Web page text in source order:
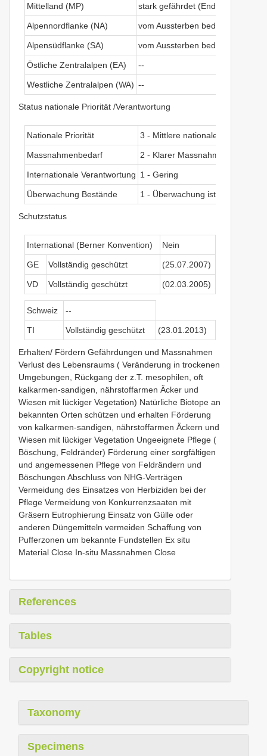
Mittelland (MP) stark gefährdet (Endangered)
Alpennordflanke (NA) vom Aussterben bedroht
Alpensüdflanke (SA) vom Aussterben bedroht
Östliche Zentralalpen (EA) --
Westliche Zentralalpen (WA) --
Status nationale Priorität /Verantwortung
Nationale Priorität 3 - Mittlere nationale Priorität
Massnahmenbedarf 2 - Klarer Massnahmebedarf
Internationale Verantwortung 1 - Gering
Überwachung Bestände 1 - Überwachung ist eventuell
Schutzstatus
International (Berner Konvention) Nein
GE Vollständig geschützt (25.07.2007)
VD Vollständig geschützt (02.03.2005)
Schweiz --
TI Vollständig geschützt (23.01.2013)
Erhalten/ Fördern Gefährdungen und Massnahmen
Verlust des Lebensraums ( Veränderung in trockenen
Umgebungen, Rückgang der z.T. mesophilen, oft
kalkarmen-sandigen, nährstoffarmen Äcker und
Wiesen mit lückiger Vegetation) Natürliche Biotope an
bekannten Orten schützen und erhalten Förderung
von kalkarmen-sandigen, nährstoffarmen Äckern und
Wiesen mit lückiger Vegetation Ungeeignete Pflege (
Böschung, Feldränder) Förderung einer sorgfältigen
und angemessenen Pflege von Feldrändern und
Böschungen Abschluss von NHG-Verträgen
Vermeidung des Einsatzes von Herbiziden bei der
Pflege Vermeidung von Konkurrenzsaaten mit
Gräsern Eutrophierung Einsatz von Gülle oder
anderen Düngemitteln vermeiden Schaffung von
Pufferzonen um bekannte Fundstellen Ex situ
Material Close In-situ Massnahmen Close
References
Tables
Copyright notice
Taxonomy
Specimens